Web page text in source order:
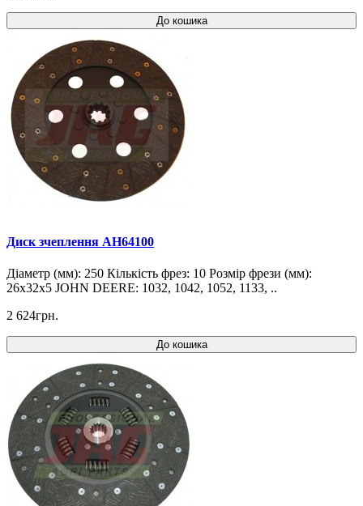
До кошика
Диск зчеплення AH64100
Діаметр (мм): 250 Кількість фрез: 10 Розмір фрези (мм):
26x32x5 JOHN DEERE: 1032, 1042, 1052, 1133, ..
2 624грн.
До кошика